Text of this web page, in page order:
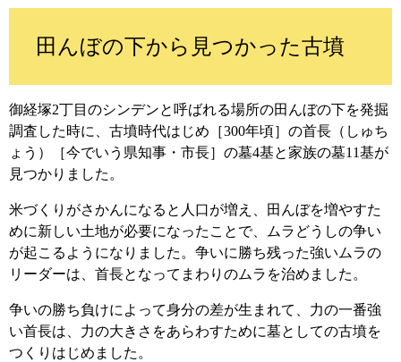
田んぼの下から見つかった古墳
御経塚2丁目のシンデンと呼ばれる場所の田んぼの下を発掘
調査した時に、古墳時代はじめ［300年頃］の首長（しゅち
ょう）［今でいう県知事・市長］の墓4基と家族の墓11基が
見つかりました。
米づくりがさかんになると人口が増え、田んぼを増やすた
めに新しい土地が必要になったことで、ムラどうしの争い
が起こるようになりました。争いに勝ち残った強いムラの
リーダーは、首長となってまわりのムラを治めました。
争いの勝ち負けによって身分の差が生まれて、力の一番強
い首長は、力の大きさをあらわすために墓としての古墳を
つくりはじめました。